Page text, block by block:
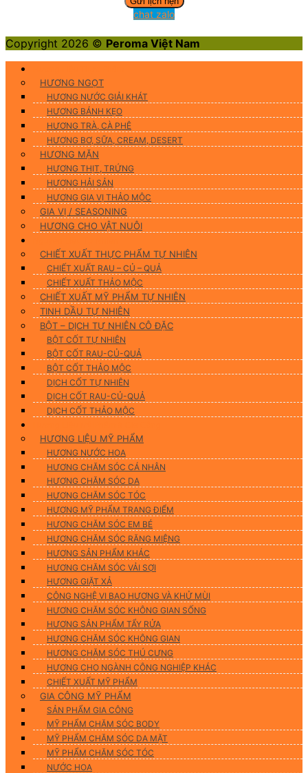
chat zalo
Copyright 2026 © Peroma Việt Nam
HƯƠNG NGỌT
HƯƠNG NƯỚC GIẢI KHÁT
HƯƠNG BÁNH KẸO
HƯƠNG TRÀ, CÀ PHÊ
HƯƠNG BƠ, SỮA, CREAM, DESERT
HƯƠNG MẶN
HƯƠNG THỊT, TRỨNG
HƯƠNG HẢI SẢN
HƯƠNG GIA VỊ THẢO MỘC
GIA VỊ / SEASONING
HƯƠNG CHO VẬT NUÔI
CHIẾT XUẤT THỰC PHẨM TỰ NHIÊN
CHIẾT XUẤT RAU – CỦ – QUẢ
CHIẾT XUẤT THẢO MỘC
CHIẾT XUẤT MỸ PHẨM TỰ NHIÊN
TINH DẦU TỰ NHIÊN
BỘT – DỊCH TỰ NHIÊN CÔ ĐẶC
BỘT CỐT TỰ NHIÊN
BỘT CỐT RAU-CỦ-QUẢ
BỘT CỐT THẢO MỘC
DỊCH CỐT TỰ NHIÊN
DỊCH CỐT RAU-CỦ-QUẢ
DỊCH CỐT THẢO MỘC
HƯƠNG LIỆU MỸ PHẨM
HƯƠNG NƯỚC HOA
HƯƠNG CHĂM SÓC CÁ NHÂN
HƯƠNG CHĂM SÓC DA
HƯƠNG CHĂM SÓC TÓC
HƯƠNG MỸ PHẨM TRANG ĐIỂM
HƯƠNG CHĂM SÓC EM BÉ
HƯƠNG CHĂM SÓC RĂNG MIỆNG
HƯƠNG SẢN PHẨM KHÁC
HƯƠNG CHĂM SÓC VẢI SỢI
HƯƠNG GIẶT XẢ
CÔNG NGHỆ VI BAO HƯƠNG VÀ KHỬ MÙI
HƯƠNG CHĂM SÓC KHÔNG GIAN SỐNG
HƯƠNG SẢN PHẨM TẨY RỬA
HƯƠNG CHĂM SÓC KHÔNG GIAN
HƯƠNG CHĂM SÓC THÚ CƯNG
HƯƠNG CHO NGÀNH CÔNG NGHIỆP KHÁC
CHIẾT XUẤT MỸ PHẨM
GIA CÔNG MỸ PHẨM
SẢN PHẨM GIA CÔNG
MỸ PHẨM CHĂM SÓC BODY
MỸ PHẨM CHĂM SÓC DA MẶT
MỸ PHẨM CHĂM SÓC TÓC
NƯỚC HOA